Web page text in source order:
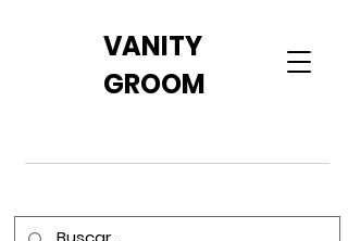
VANITY
GROOM